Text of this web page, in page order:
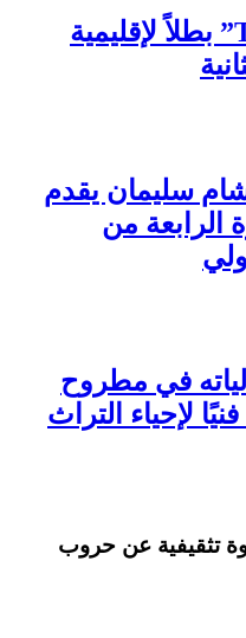
بالعلامة الكاملة.. “Triton” بطلاً لإقليمية
سليمان يقدم
من
في مطروح
118 عرضًا فنيًا لإحياء التراث
تثقيفية عن حروب